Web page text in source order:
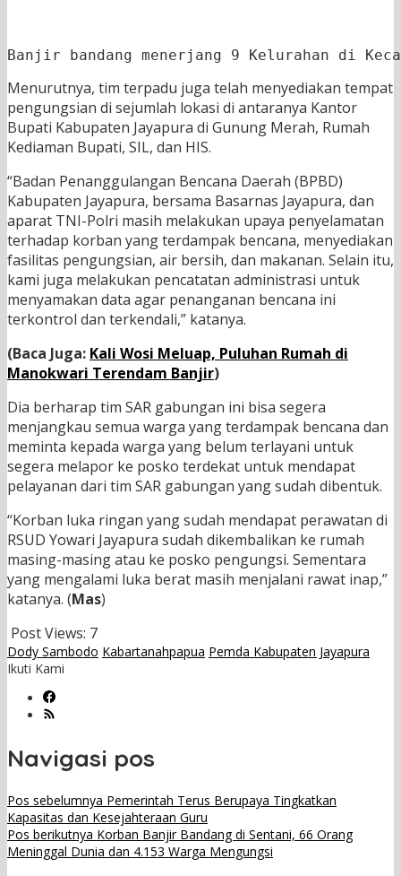
Banjir bandang menerjang 9 Kelurahan di
Menurutnya, tim terpadu juga telah menyediakan tempat
pengungsian di sejumlah lokasi di antaranya Kantor
Bupati Kabupaten Jayapura di Gunung Merah, Rumah
Kediaman Bupati, SIL, dan HIS.
“Badan Penanggulangan Bencana Daerah (BPBD)
Kabupaten Jayapura, bersama Basarnas Jayapura, dan
aparat TNI-Polri masih melakukan upaya penyelamatan
terhadap korban yang terdampak bencana, menyediakan
fasilitas pengungsian, air bersih, dan makanan. Selain itu,
kami juga melakukan pencatatan administrasi untuk
menyamakan data agar penanganan bencana ini
terkontrol dan terkendali,” katanya.
(Baca Juga: Kali Wosi Meluap, Puluhan Rumah di
Manokwari Terendam Banjir)
Dia berharap tim SAR gabungan ini bisa segera
menjangkau semua warga yang terdampak bencana dan
meminta kepada warga yang belum terlayani untuk
segera melapor ke posko terdekat untuk mendapat
pelayanan dari tim SAR gabungan yang sudah dibentuk.
“Korban luka ringan yang sudah mendapat perawatan di
RSUD Yowari Jayapura sudah dikembalikan ke rumah
masing-masing atau ke posko pengungsi. Sementara
yang mengalami luka berat masih menjalani rawat inap,”
katanya. (Mas)
Post Views: 7
Dody Sambodo Kabartanahpapua Pemda Kabupaten Jayapura
Ikuti Kami
Navigasi pos
Pos sebelumnya Pemerintah Terus Berupaya Tingkatkan
Kapasitas dan Kesejahteraan Guru
Pos berikutnya Korban Banjir Bandang di Sentani, 66 Orang
Meninggal Dunia dan 4.153 Warga Mengungsi